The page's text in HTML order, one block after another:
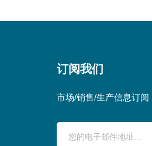
订阅我们
市场/销售/生产信息订阅